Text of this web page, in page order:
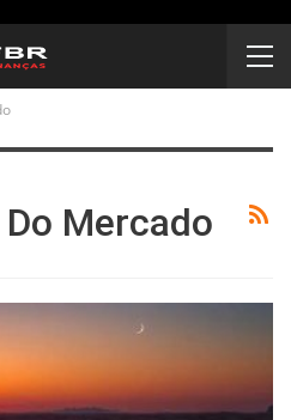
Mercado